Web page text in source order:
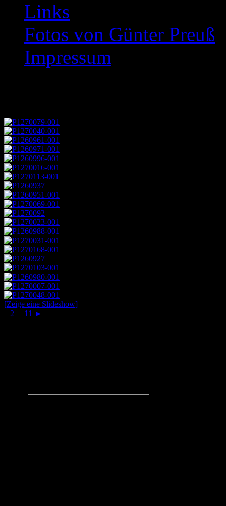
Links
Fotos von Günter Preuß
Impressum
[Zeige eine Slideshow]
2 11 ►